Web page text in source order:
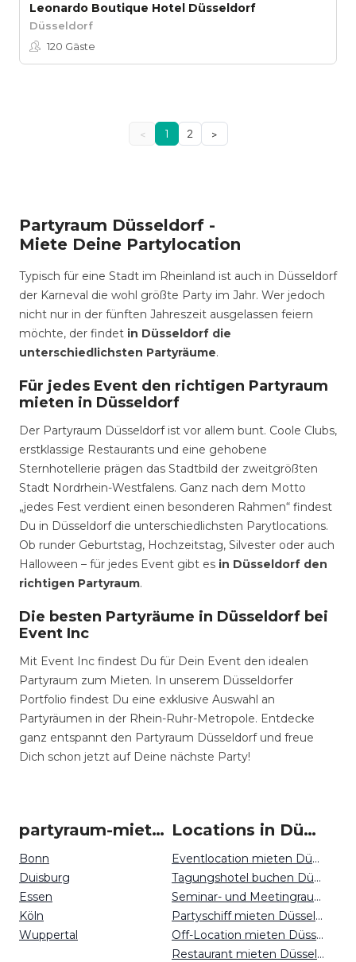
Leonardo Boutique Hotel Düsseldorf
Düsseldorf
120 Gäste
< 1 2 >
Partyraum Düsseldorf -
Miete Deine Partylocation
Typisch für eine Stadt im Rheinland ist auch in Düsseldorf
der Karneval die wohl größte Party im Jahr. Wer jedoch
nicht nur in der fünften Jahreszeit ausgelassen feiern
möchte, der findet in Düsseldorf die
unterschiedlichsten Partyräume.
Für jedes Event den richtigen Partyraum
mieten in Düsseldorf
Der Partyraum Düsseldorf ist vor allem bunt. Coole Clubs,
erstklassige Restaurants und eine gehobene
Sternhotellerie prägen das Stadtbild der zweitgrößten
Stadt Nordrhein-Westfalens. Ganz nach dem Motto
„jedes Fest verdient einen besonderen Rahmen“ findest
Du in Düsseldorf die unterschiedlichsten Parytlocations.
Ob runder Geburtstag, Hochzeitstag, Silvester oder auch
Halloween – für jedes Event gibt es in Düsseldorf den
richtigen Partyraum.
Die besten Partyräume in Düsseldorf bei
Event Inc
Mit Event Inc findest Du für Dein Event den idealen
Partyraum zum Mieten. In unserem Düsseldorfer
Portfolio findest Du eine exklusive Auswahl an
Partyräumen in der Rhein-Ruhr-Metropole. Entdecke
ganz entspannt den Partyraum Düsseldorf und freue
Dich schon jetzt auf Deine nächste Party!
partyraum-mieten um Düsseldorf
Bonn
Duisburg
Essen
Köln
Wuppertal
Locations in Düsseldorf mieten
Eventlocation mieten Düsseldorf
Tagungshotel buchen Düsseldorf
Seminar- und Meetingraum mieten Düsseldorf
Partyschiff mieten Düsseldorf
Off-Location mieten Düsseldorf
Restaurant mieten Düsseldorf